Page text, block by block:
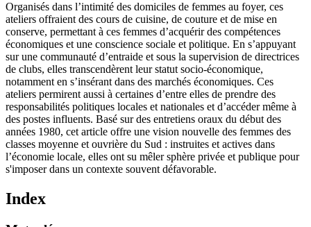
Organisés dans l’intimité des domiciles de femmes au foyer, ces
ateliers offraient des cours de cuisine, de couture et de mise en
conserve, permettant à ces femmes d’acquérir des compétences
économiques et une conscience sociale et politique. En s’appuyant
sur une communauté d’entraide et sous la supervision de directrices
de clubs, elles transcendèrent leur statut socio-économique,
notamment en s’insérant dans des marchés économiques. Ces
ateliers permirent aussi à certaines d’entre elles de prendre des
responsabilités politiques locales et nationales et d’accéder même à
des postes influents. Basé sur des entretiens oraux du début des
années 1980, cet article offre une vision nouvelle des femmes des
classes moyenne et ouvrière du Sud : instruites et actives dans
l’économie locale, elles ont su mêler sphère privée et publique pour
s'imposer dans un contexte souvent défavorable.
Index